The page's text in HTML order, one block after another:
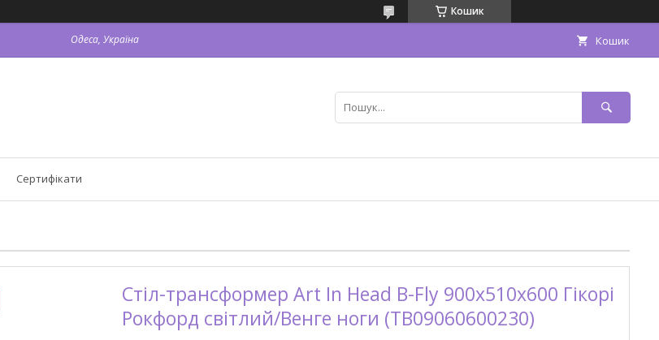
Кошик
Одеса, Україна Кошик
Сертифікати
Стіл-трансформер Art In Head B-Fly 900x510x600 Гікорі
Рокфорд світлий/Венге ноги (TB09060600230)